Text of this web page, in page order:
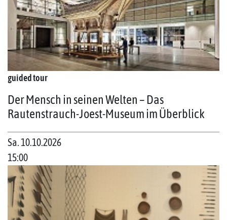
guided tour
Der Mensch in seinen Welten – Das
Rautenstrauch-Joest-Museum im Überblick
Sa. 10.10.2026
15:00